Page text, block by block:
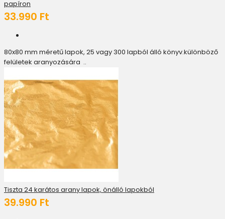
papíron
33.990 Ft
80x80 mm méretű lapok, 25 vagy 300 lapból álló könyv.különböző
felületek aranyozására ..
Tiszta 24 karátos arany lapok, önálló lapokból
39.990 Ft